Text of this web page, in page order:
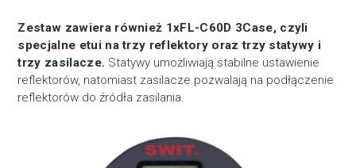
Zestaw zawiera również 1xFL-C60D 3Case, czyli
specjalne etui na trzy reflektory oraz trzy statywy i
trzy zasilacze. Statywy umożliwiają stabilne ustawienie
reflektorów, natomiast zasilacze pozwalają na podłączenie
reflektorów do źródła zasilania.